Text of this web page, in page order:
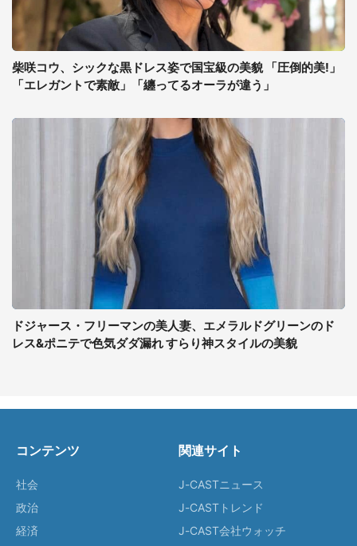
柴咲コウ、シックな黒ドレス姿で国宝級の美貌 「圧倒的美!」
「エレガントで素敵」「纏ってるオーラが違う」
ドジャース・フリーマンの美人妻、エメラルドグリーンのド
レス&ポニテで色気ダダ漏れ すらり神スタイルの美貌
コンテンツ
社会
政治
経済
関連サイト
J-CASTニュース
J-CASTトレンド
J-CAST会社ウォッチ